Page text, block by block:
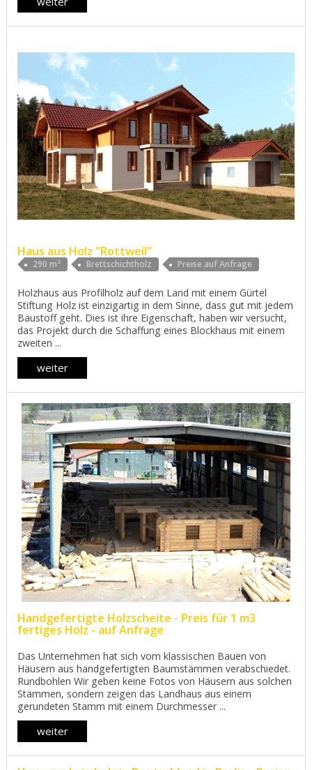
Haus aus Holz "Rottweil"
290 m² Brettschichtholz Preise auf Anfrage
Holzhaus aus Profilholz auf dem Land mit einem Gürtel
Stiftung Holz ist einzigartig in dem Sinne, dass gut mit jedem
Baustoff geht. Dies ist ihre Eigenschaft, haben wir versucht,
das Projekt durch die Schaffung eines Blockhaus mit einem
zweiten ...
weiter
Handgefertigte Holzscheite - Preis für 1 m3
fertiges Holz - auf Anfrage
Das Unternehmen hat sich vom klassischen Bauen von
Häusern aus handgefertigten Baumstämmen verabschiedet.
Rundbohlen Wir geben keine Fotos von Häusern aus solchen
Stämmen, sondern zeigen das Landhaus aus einem
gerundeten Stamm mit einem Durchmesser ...
weiter